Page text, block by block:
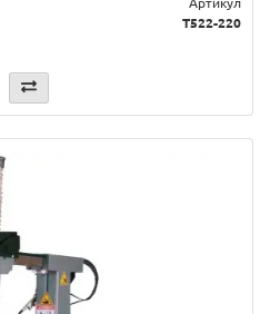
Артикул
T522-220